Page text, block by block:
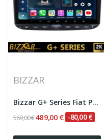
BIZZAR
Bizzar G+ Series Fiat Punto/ Evo 8core...
569,00 €489,00 € -80,00 €